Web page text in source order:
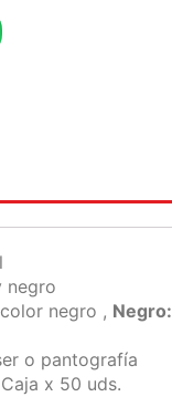
negro
negro , Negro:
o pantografía
Caja x 50 uds.